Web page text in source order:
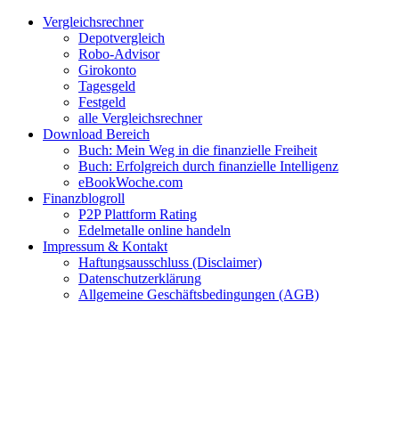
Zum
Facebook
Twitter
Instagram
Pinterest
YouTubeVergleichsrechner
Depotvergleich
Robo-Advisor
Girokonto
Tagesgeld
Festgeld
alle Vergleichsrechner
Download Bereich
Buch: Mein Weg in die finanzielle Freiheit
Buch: Erfolgreich durch finanzielle Intelligenz
eBookWoche.com
Finanzblogroll
P2P Plattform Rating
Edelmetalle online handeln
Impressum & Kontakt
Haftungsausschluss (Disclaimer)
Datenschutzerklärung
Allgemeine Geschäftsbedingungen (AGB)